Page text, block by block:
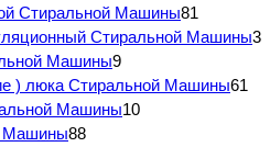
Стиральной Машины81
Стиральной Машины3
Машины9
) люка Стиральной Машины61
Машины10
Машины88